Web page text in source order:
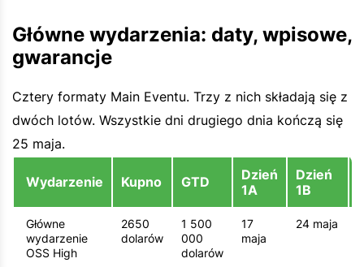
Główne wydarzenia: daty, wpisowe,
gwarancje
Cztery formaty Main Eventu. Trzy z nich składają się z
dwóch lotów. Wszystkie dni drugiego dnia kończą się
25 maja.
Wydarzenie Kupno GTD
Dzień
1A
Dzień
1B
Główne
wydarzenie
OSS High
2650
dolarów
1 500
000
dolarów
17
maja
24 maja